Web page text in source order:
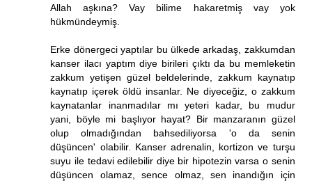
Allah aşkına? Vay bilime hakaretmiş vay yok
hükmündeymiş.
Erke dönergeci yaptılar bu ülkede arkadaş, zakkumdan
kanser ilacı yaptım diye birileri çıktı da bu memleketin
zakkum yetişen güzel beldelerinde, zakkum kaynatıp
kaynatıp içerek öldü insanlar. Ne diyeceğiz, o zakkum
kaynatanlar inanmadılar mı yeteri kadar, bu mudur
yani, böyle mi başlıyor hayat? Bir manzaranın güzel
olup olmadığından bahsediliyorsa 'o da senin
düşüncen' olabilir. Kanser adrenalin, kortizon ve turşu
suyu ile tedavi edilebilir diye bir hipotezin varsa o senin
düşüncen olamaz, sence olmaz, sen inandığın için